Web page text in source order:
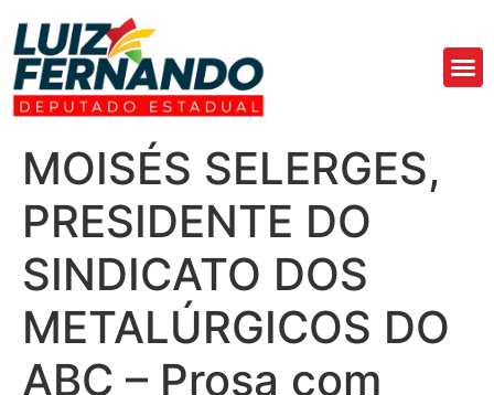
MOISÉS SELERGES,
PRESIDENTE DO
SINDICATO DOS
METALÚRGICOS DO
ABC – Prosa com